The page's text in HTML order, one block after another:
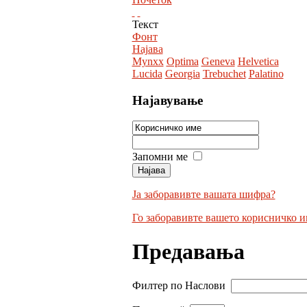
Текст
Фонт
Најава
Mynxx Optima Geneva Helvetica
Lucida Georgia Trebuchet Palatino
Најавување
Запомни ме
Ја заборавивте вашата шифра?
Го заборавивте вашето корисничко
Предавања
Филтер по Наслови